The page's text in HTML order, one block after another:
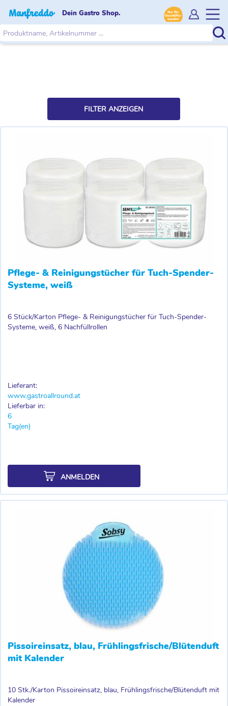
Dein Gastro Shop.
FILTER ANZEIGEN
Pflege- & Reinigungstücher für Tuch-Spender-
Systeme, weiß
6 Stück/Karton Pflege- & Reinigungstücher für Tuch-Spender-
Systeme, weiß, 6 Nachfüllrollen
Lieferant:
www.gastroallround.at
Lieferbar in:
6
Tag(en)
ANMELDEN
Pissoireinsatz, blau, Frühlingsfrische/Blütenduft
mit Kalender
10 Stk./Karton Pissoireinsatz, blau, Frühlingsfrische/Blütenduft mit
Kalender